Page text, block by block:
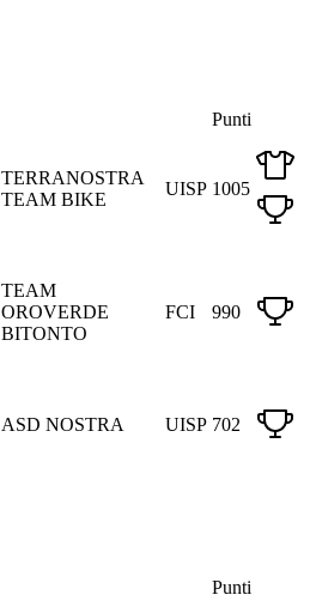
Punti
TERRANOSTRA
TEAM BIKE
UISP 1005
TEAM
OROVERDE
BITONTO
FCI 990
ASD NOSTRA UISP 702
Punti